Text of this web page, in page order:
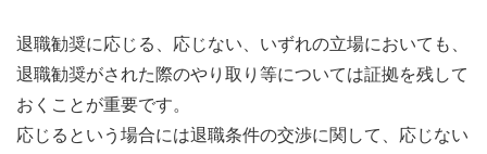
退職勧奨に応じる、応じない、いずれの立場においても、
退職勧奨がされた際のやり取り等については証拠を残して
おくことが重要です。
応じるという場合には退職条件の交渉に関して、応じない